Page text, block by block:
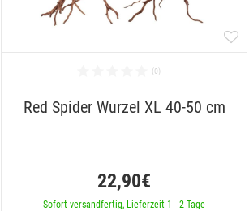
Red Spider Wurzel XL 40-50 cm
22,90€
Sofort versandfertig, Lieferzeit 1 - 2 Tage